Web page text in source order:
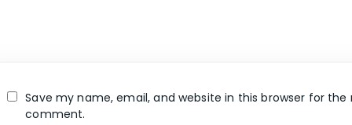
Save my name, email, and website in this browser for
comment.